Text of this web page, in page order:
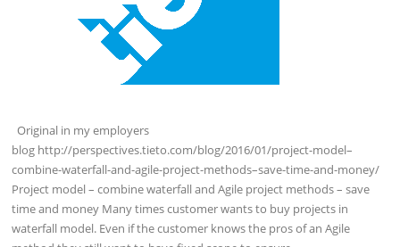
Original in my employers
blog http://perspectives.tieto.com/blog/2016/01/project-model–
combine-waterfall-and-agile-project-methods–save-time-and-money/
Project model – combine waterfall and Agile project methods – save
time and money Many times customer wants to buy projects in
waterfall model. Even if the customer knows the pros of an Agile